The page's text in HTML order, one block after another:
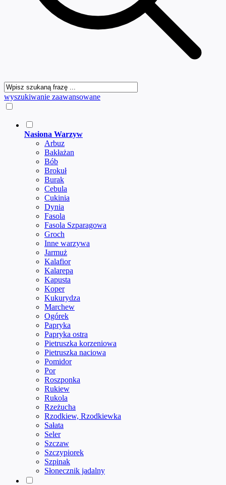
wyszukiwanie zaawansowane
Nasiona Warzyw
Arbuz
Bakłażan
Bób
Brokuł
Burak
Cebula
Cukinia
Dynia
Fasola
Fasola Szparagowa
Groch
Inne warzywa
Jarmuż
Kalafior
Kalarepa
Kapusta
Koper
Kukurydza
Marchew
Ogórek
Papryka
Papryka ostra
Pietruszka korzeniowa
Pietruszka naciowa
Pomidor
Por
Roszponka
Rukiew
Rukola
Rzeżucha
Rzodkiew, Rzodkiewka
Sałata
Seler
Szczaw
Szczypiorek
Szpinak
Słonecznik jadalny